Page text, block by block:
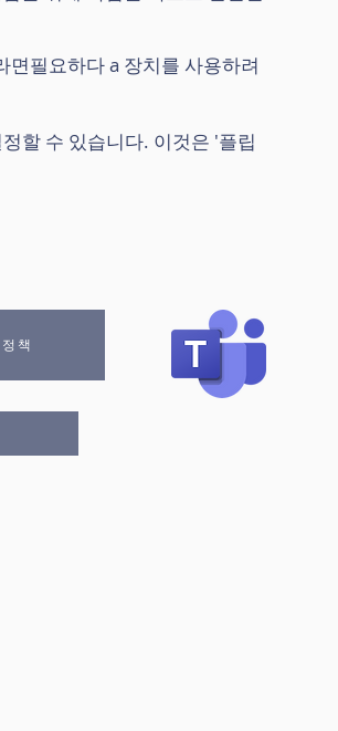
면필요하다a 장치를 사용하려
할 수 있습니다. 이것은 '플립
책